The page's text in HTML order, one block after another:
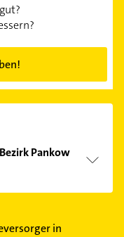
Pankow
Öffnungszeiten.
in